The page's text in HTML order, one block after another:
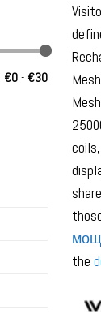
€0 - €30
the